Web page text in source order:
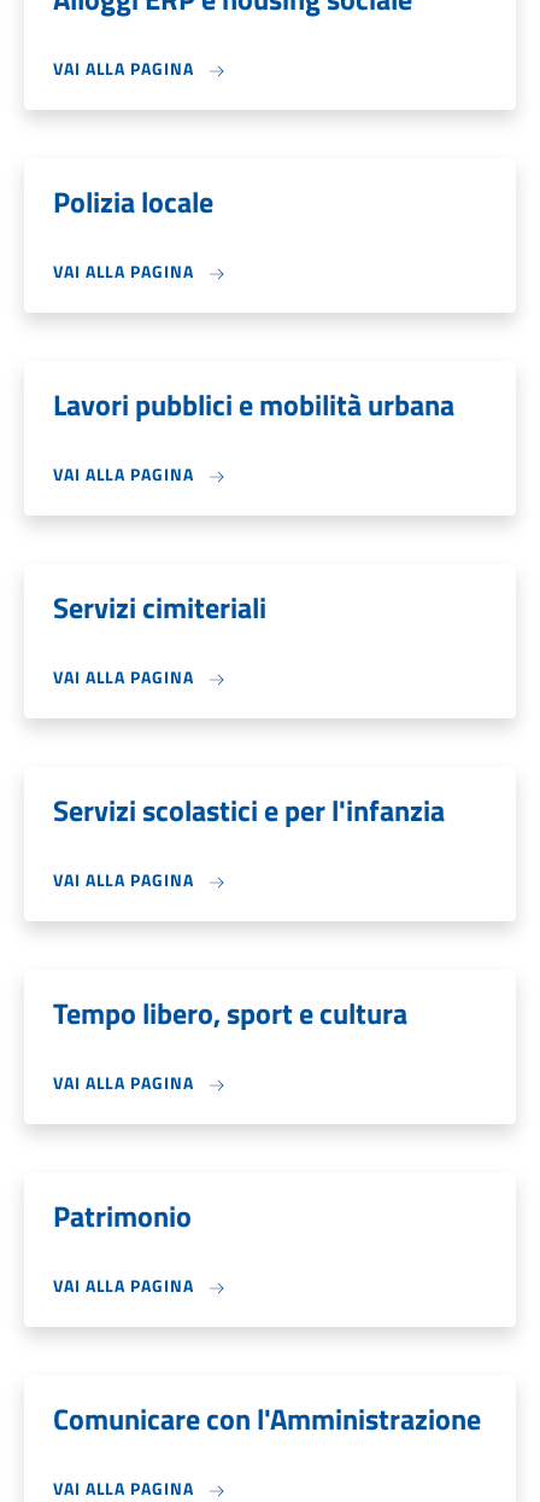
VAI ALLA PAGINA
Polizia locale
VAI ALLA PAGINA
Lavori pubblici e mobilità urbana
VAI ALLA PAGINA
Servizi cimiteriali
VAI ALLA PAGINA
Servizi scolastici e per l'infanzia
VAI ALLA PAGINA
Tempo libero, sport e cultura
VAI ALLA PAGINA
Patrimonio
VAI ALLA PAGINA
Comunicare con l'Amministrazione
VAI ALLA PAGINA